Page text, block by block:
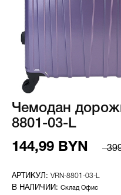
Чемодан
8801-03-L
144,99 BYN
VRN-8801-03-L
Склад Офис